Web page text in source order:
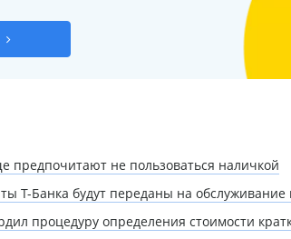
предпочитают не пользоваться наличкой
Т-Банка будут переданы на обслуживание
процедуру определения стоимости